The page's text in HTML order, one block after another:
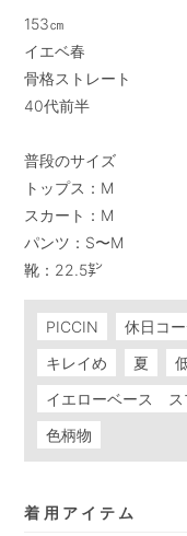
153㎝
イエベ春
骨格ストレート
40代前半
普段のサイズ
トップス：M
スカート：M
パンツ：S〜M
靴：22.5㌢
PICCIN 休日コ
キレイめ
夏
イエローベース ス
色柄物
着用アイテム